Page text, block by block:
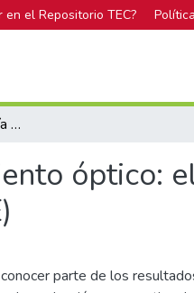
en el Repositorio TEC?
Los avances en tecnología de almacenamiento óptico: el disco compacto de memoria de lectura exclusiva (DC-MLE)
óptico:
parte de los